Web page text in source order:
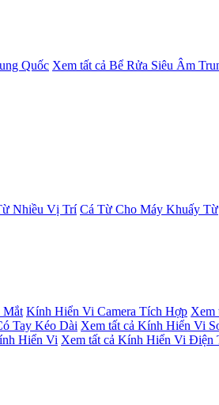
Quốc Xem tất cả Bể Rửa Siêu Âm
Nhiều Vị Trí Cá Từ Cho Máy Khuấy Từ
Mắt Kính Hiển Vi Camera Tích Hợp Xem
Tay Kéo Dài Xem tất cả Kính Hiển Vi
Hiển Vi Xem tất cả Kính Hiển Vi Điện